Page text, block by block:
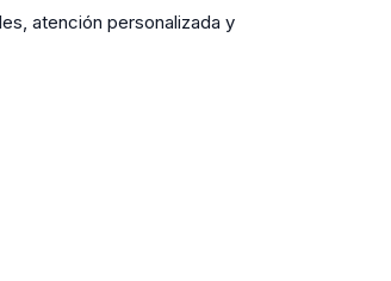
atención personalizada y